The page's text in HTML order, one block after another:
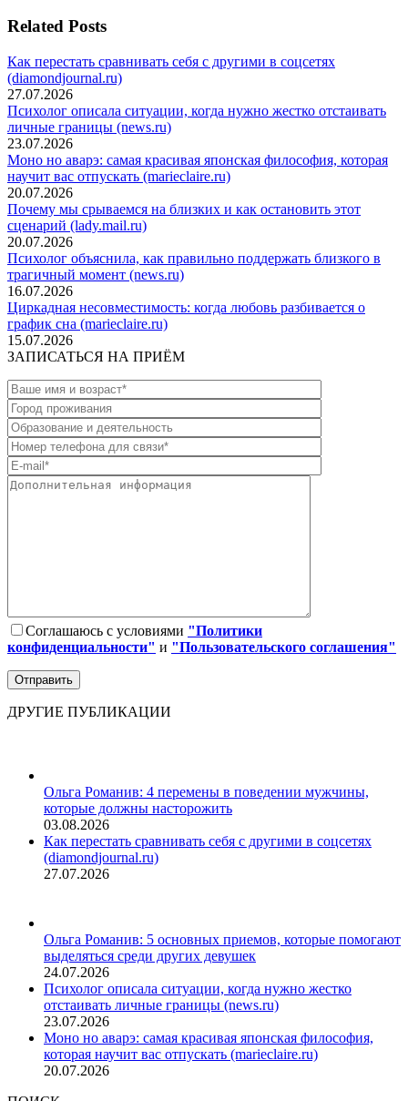
Related Posts
Как перестать сравнивать себя с другими в соцсетях
(diamondjournal.ru)
27.07.2026
Психолог описала ситуации, когда нужно жестко отстаивать
личные границы (news.ru)
23.07.2026
Моно но аварэ: самая красивая японская философия, которая
научит вас отпускать (marieclaire.ru)
20.07.2026
Почему мы срываемся на близких и как остановить этот
сценарий (lady.mail.ru)
20.07.2026
Психолог объяснила, как правильно поддержать близкого в
трагичный момент (news.ru)
16.07.2026
Циркадная несовместимость: когда любовь разбивается о
график сна (marieclaire.ru)
15.07.2026
ЗАПИСАТЬСЯ НА ПРИЁМ
Соглашаюсь с условиями "Политики
конфиденциальности" и "Пользовательского соглашения"
ДРУГИЕ ПУБЛИКАЦИИ
Ольга Романив: 4 перемены в поведении мужчины,
которые должны насторожить
03.08.2026
Как перестать сравнивать себя с другими в соцсетях
(diamondjournal.ru)
27.07.2026
Ольга Романив: 5 основных приемов, которые помогают
выделяться среди других девушек
24.07.2026
Психолог описала ситуации, когда нужно жестко
отстаивать личные границы (news.ru)
23.07.2026
Моно но аварэ: самая красивая японская философия,
которая научит вас отпускать (marieclaire.ru)
20.07.2026